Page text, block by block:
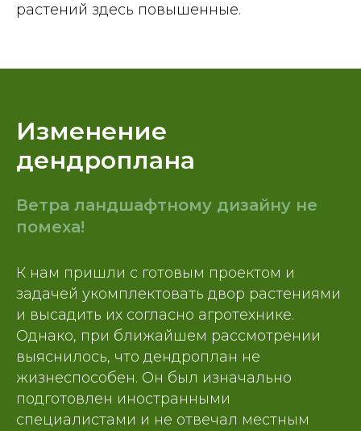
растений здесь повышенные.
Изменение
дендроплана
Ветра ландшафтному дизайну не
помеха!
К нам пришли с готовым проектом и
задачей укомплектовать двор растениями
и высадить их согласно агротехнике.
Однако, при ближайшем рассмотрении
выяснилось, что дендроплан не
жизнеспособен. Он был изначально
подготовлен иностранными
специалистами и не отвечал местным